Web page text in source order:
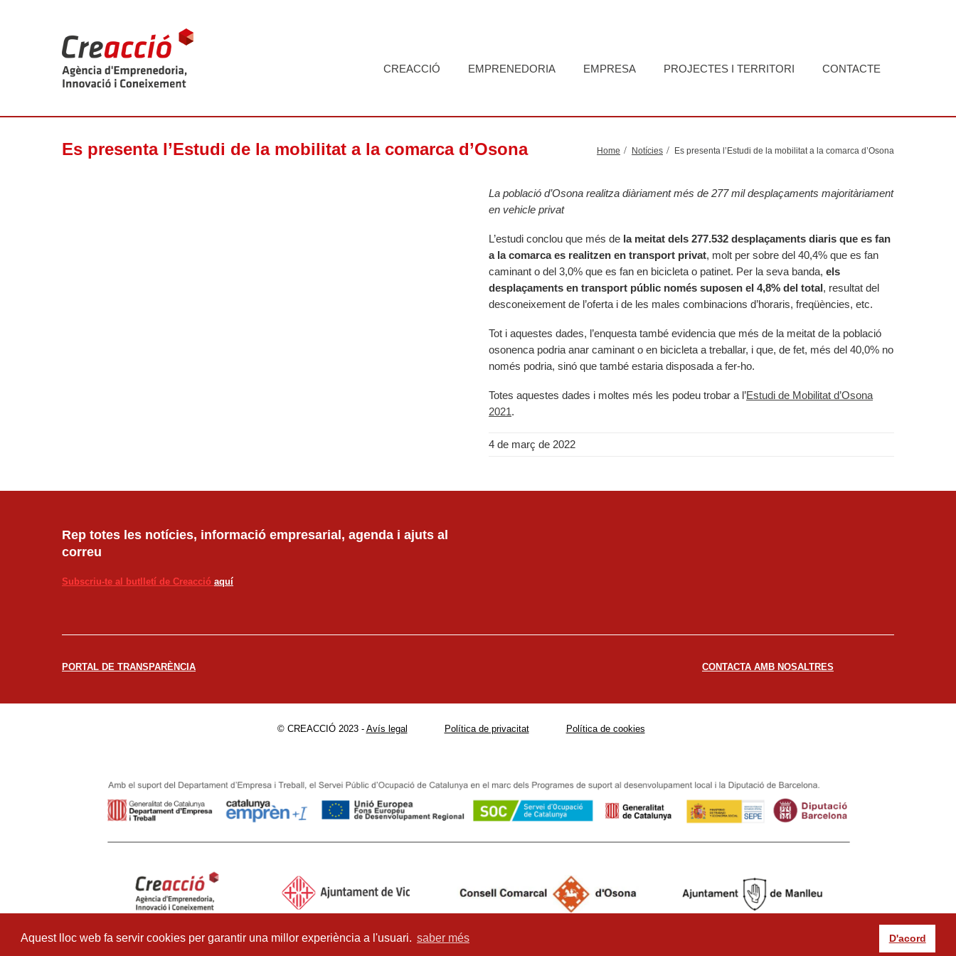
Aquest lloc web fa servir cookies per garantir una millor experiència a l'usuari. saber més D'acord
CREACCIÓ EMPRENEDORIA EMPRESA PROJECTES I TERRITORI CONTACTE
Es presenta l’Estudi de la mobilitat a la comarca d’Osona Home Notícies Es presenta l’Estudi de la mobilitat a la comarca d’Osona
La població d’Osona realitza diàriament més de 277 mil desplaçaments majoritàriament
en vehicle privat
L’estudi conclou que més de la meitat dels 277.532 desplaçaments diaris que es fan
a la comarca es realitzen en transport privat, molt per sobre del 40,4% que es fan
caminant o del 3,0% que es fan en bicicleta o patinet. Per la seva banda, els
desplaçaments en transport públic només suposen el 4,8% del total, resultat del
desconeixement de l’oferta i de les males combinacions d’horaris, freqüències, etc.
Tot i aquestes dades, l’enquesta també evidencia que més de la meitat de la població
osonenca podria anar caminant o en bicicleta a treballar, i que, de fet, més del 40,0% no
només podria, sinó que també estaria disposada a fer-ho.
Totes aquestes dades i moltes més les podeu trobar a l’Estudi de Mobilitat d’Osona
2021.
4 de març de 2022
Rep totes les notícies, informació empresarial, agenda i ajuts al
correu
Subscriu-te al butlletí de Creacció aquí
PORTAL DE TRANSPARÈNCIA CONTACTA AMB NOSALTRES
© CREACCIÓ 2023 - Avís legal Política de privacitat Política de cookies